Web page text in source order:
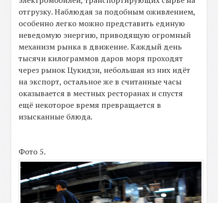
отгрузку. Наблюдая за подобным оживлением,
особенно легко можно представить единую
неведомую энергию, приводящую огромный
механизм рынка в движение. Каждый день
тысячи килограммов даров моря проходят
через рынок Цукидзи, небольшая из них идёт
на экспорт, остальное же в считанные часы
оказывается в местных ресторанах и спустя
ещё некоторое время превращается в
изысканные блюда.
Фото 5.